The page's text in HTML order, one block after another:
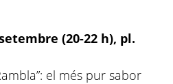
(20-22 h), pl.
el més pur sabor